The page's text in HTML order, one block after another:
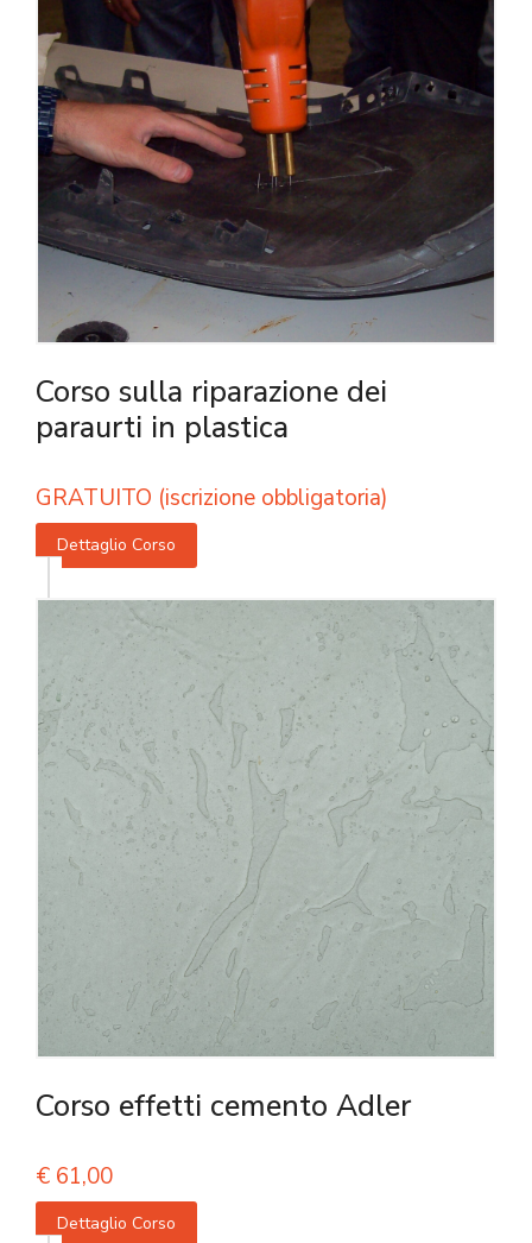
Corso sulla riparazione dei
paraurti in plastica
GRATUITO (iscrizione obbligatoria)
Dettaglio Corso
Corso effetti cemento Adler
€ 61,00
Dettaglio Corso